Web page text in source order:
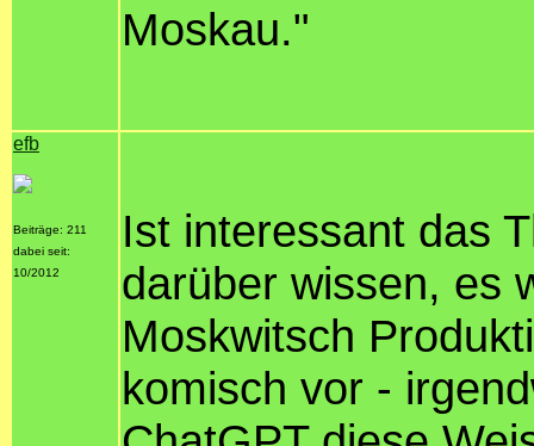
Moskau."
efb
Beiträge: 211
dabei seit:
10/2012
Ist interessant das
darüber wissen, es
Moskwitsch
komisch vor -